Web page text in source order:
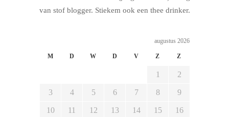
van stof blogger. Stiekem ook een thee drinker.
augustus 2026
M D W D V Z Z
1 2
3 4 5 6 7 8 9
10 11 12 13 14 15 16